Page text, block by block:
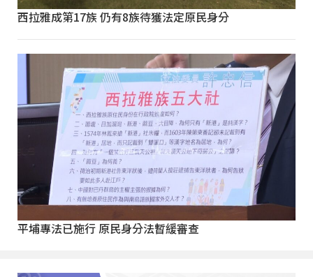
西拉雅成第17族 仍有8族待獲法定原民身分
平埔專法已施行 原民身分法暫緩審查